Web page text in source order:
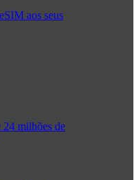
aos seus
milhões de